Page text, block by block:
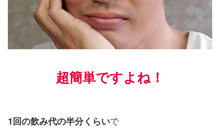
超簡単ですよね！
1回の飲み代の半分くらいで